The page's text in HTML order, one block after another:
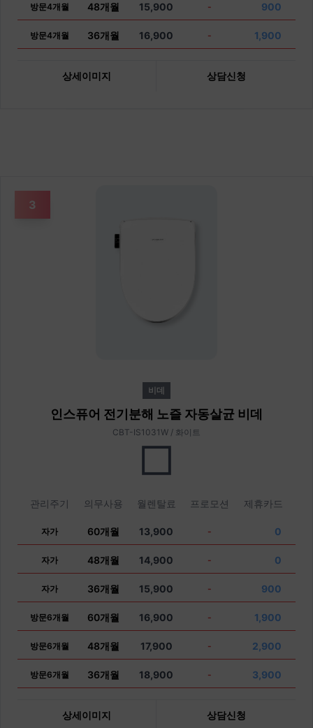
방문4개월 48개월 15,900 - 900
방문4개월 36개월 16,900 - 1,900
상세이미지 상담신청
3
비데
인스퓨어 전기분해 노즐 자동살균 비데
CBT-IS1031W / 화이트
관리주기 의무사용 월렌탈료 프로모션 제휴카드
자가 60개월 13,900 - 0
자가 48개월 14,900 - 0
자가 36개월 15,900 - 900
방문6개월 60개월 16,900 - 1,900
방문6개월 48개월 17,900 - 2,900
방문6개월 36개월 18,900 - 3,900
상세이미지 상담신청